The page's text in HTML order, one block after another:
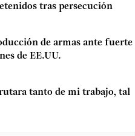
tras persecución
de armas ante fuerte
de EE.UU.
tanto de mi trabajo, tal